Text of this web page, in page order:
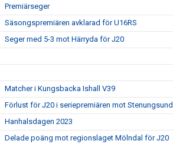
Premiärseger
Säsongspremiären avklarad för U16RS
Seger med 5-3 mot Härryda för J20
Matcher i Kungsbacka Ishall V39
Förlust för J20 i seriepremiären mot Stenungsund
Hanhalsdagen 2023
Delade poäng mot regionslaget Mölndal för J20